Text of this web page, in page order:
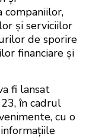
companiilor,
și serviciilor
de sporire
financiare și
fi lansat
în cadrul
cu o